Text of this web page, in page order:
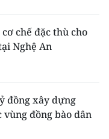
chế đặc thù cho
Nghệ An
đồng xây dựng
đồng bào dân